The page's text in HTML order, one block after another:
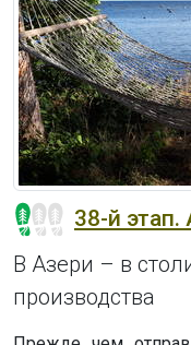
38-й
В Азери – в
производства